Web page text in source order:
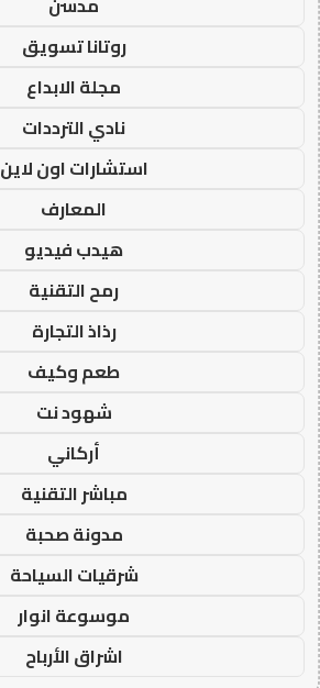
روتانا تسويق
مجلة الابداع
نادي الترددات
استشارات اون لاين
المعارف
هيدب فيديو
رمح التقنية
رذاذ التجارة
طعم وكيف
شهود نت
أركاني
مباشر التقنية
مدونة صحبة
شرقيات السياحة
موسوعة انوار
اشراق الأرباح